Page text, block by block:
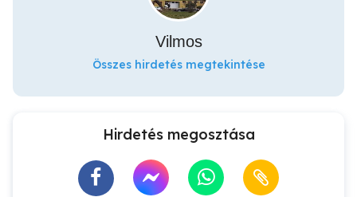
Vilmos
Összes hirdetés megtekintése
Hirdetés megosztása